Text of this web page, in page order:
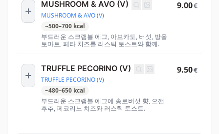
MUSHROOM & AVO (V)
MUSHROOM & AVO (V)
~500–700 kcal
부드러운 스크램블 에그, 아보카도, 버섯, 방울
토마토, 페타 치즈를 러스틱 토스트와 함께.
9.00€
TRUFFLE PECORINO (V)
TRUFFLE PECORINO (V)
~480–650 kcal
부드러운 스크램블 에그에 송로버섯 향, 으깬
후추, 페코리노 치즈와 러스틱 토스트.
9.50€